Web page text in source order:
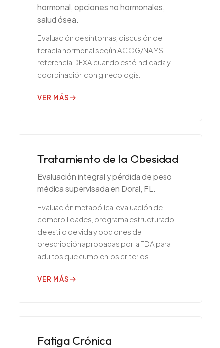
hormonal, opciones no hormonales,
salud ósea.
Evaluación de síntomas, discusión de
terapia hormonal según ACOG/NAMS,
referencia DEXA cuando esté indicada y
coordinación con ginecología.
VER MÁS
Tratamiento de la Obesidad
Evaluación integral y pérdida de peso
médica supervisada en Doral, FL.
Evaluación metabólica, evaluación de
comorbilidades, programa estructurado
de estilo de vida y opciones de
prescripción aprobadas por la FDA para
adultos que cumplen los criterios.
VER MÁS
Fatiga Crónica